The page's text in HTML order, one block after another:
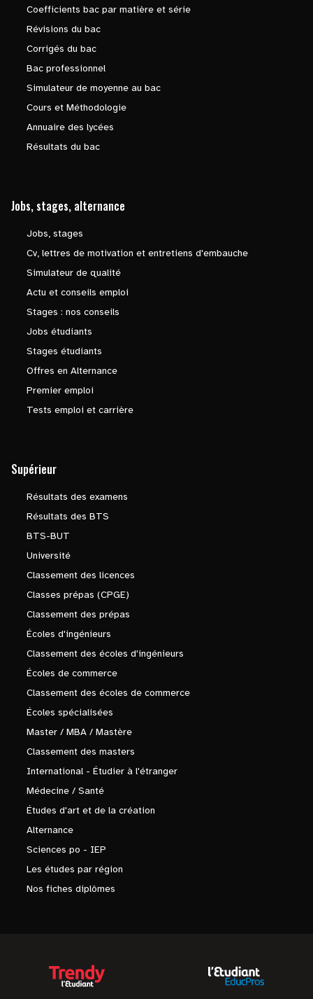
Coefficients bac par matière et série
Révisions du bac
Corrigés du bac
Bac professionnel
Simulateur de moyenne au bac
Cours et Méthodologie
Annuaire des lycées
Résultats du bac
Jobs, stages, alternance
Jobs, stages
Cv, lettres de motivation et entretiens d'embauche
Simulateur de qualité
Actu et conseils emploi
Stages : nos conseils
Jobs étudiants
Stages étudiants
Offres en Alternance
Premier emploi
Tests emploi et carrière
Supérieur
Résultats des examens
Résultats des BTS
BTS-BUT
Université
Classement des licences
Classes prépas (CPGE)
Classement des prépas
Écoles d'ingénieurs
Classement des écoles d'ingénieurs
Écoles de commerce
Classement des écoles de commerce
Écoles spécialisées
Master / MBA / Mastère
Classement des masters
International - Étudier à l'étranger
Médecine / Santé
Études d'art et de la création
Alternance
Sciences po - IEP
Les études par région
Nos fiches diplômes